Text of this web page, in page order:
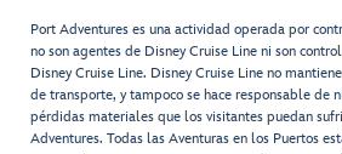
Port Adventures es una actividad operada por
no son agentes de Disney Cruise Line ni son
Disney Cruise Line. Disney Cruise Line no
de transporte, y tampoco se hace responsable de
pérdidas materiales que los visitantes puedan
Adventures. Todas las Aventuras en los Puertos